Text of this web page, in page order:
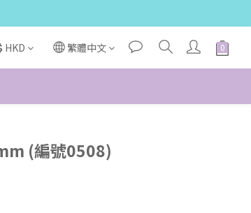
HKD 繁體中文
(編號0508)